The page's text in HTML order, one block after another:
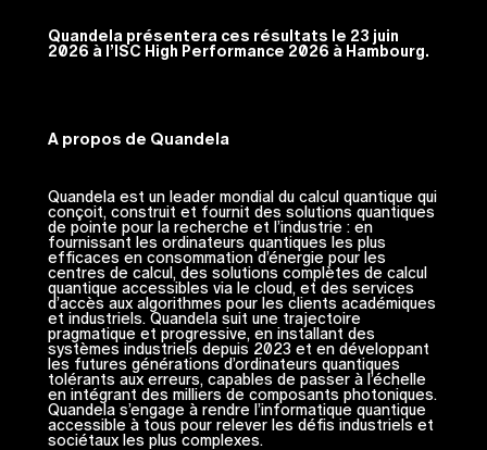
Quandela présentera ces résultats le 23 juin
2026 à l’ISC High Performance 2026 à Hambourg.
A propos de Quandela
Quandela est un leader mondial du calcul quantique qui
conçoit, construit et fournit des solutions quantiques
de pointe pour la recherche et l’industrie : en
fournissant les ordinateurs quantiques les plus
efficaces en consommation d’énergie pour les
centres de calcul, des solutions complètes de calcul
quantique accessibles via le cloud, et des services
d’accès aux algorithmes pour les clients académiques
et industriels. Quandela suit une trajectoire
pragmatique et progressive, en installant des
systèmes industriels depuis 2023 et en développant
les futures générations d’ordinateurs quantiques
tolérants aux erreurs, capables de passer à l’échelle
en intégrant des milliers de composants photoniques.
Quandela s’engage à rendre l’informatique quantique
accessible à tous pour relever les défis industriels et
sociétaux les plus complexes.